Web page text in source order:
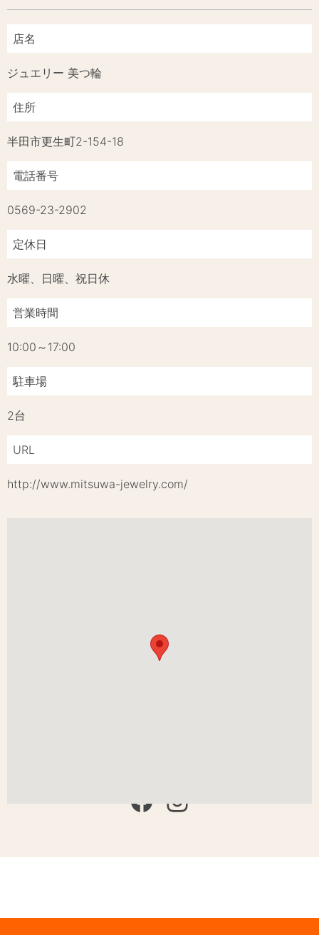
店名
ジュエリー 美つ輪
住所
半田市更生町2-154-18
電話番号
0569-23-2902
定休日
水曜、日曜、祝日休
営業時間
10:00～17:00
駐車場
2台
URL
http://www.mitsuwa-jewelry.com/